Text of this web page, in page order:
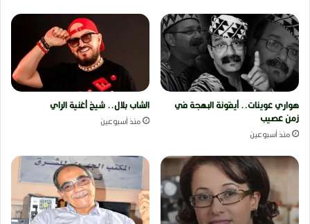
هواري عوينات.. أيقونة البهجة في
زمن عصيب
منذ أسبوعين
الشاب بلال.. شيخ أغنية الراي
منذ أسبوعين